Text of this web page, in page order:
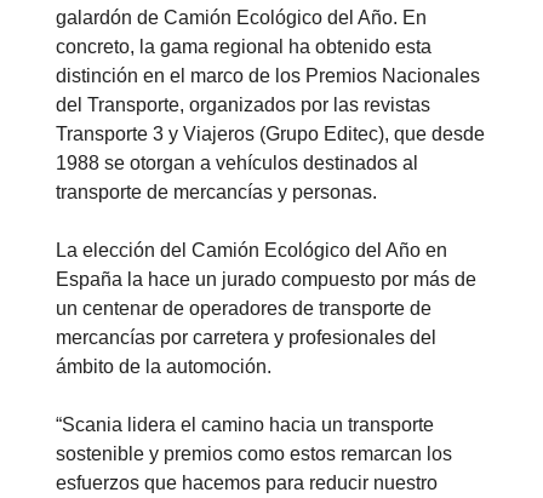
galardón de Camión Ecológico del Año. En
concreto, la gama regional ha obtenido esta
distinción en el marco de los Premios Nacionales
del Transporte, organizados por las revistas
Transporte 3 y Viajeros (Grupo Editec), que desde
1988 se otorgan a vehículos destinados al
transporte de mercancías y personas.
La elección del Camión Ecológico del Año en
España la hace un jurado compuesto por más de
un centenar de operadores de transporte de
mercancías por carretera y profesionales del
ámbito de la automoción.
“Scania lidera el camino hacia un transporte
sostenible y premios como estos remarcan los
esfuerzos que hacemos para reducir nuestro